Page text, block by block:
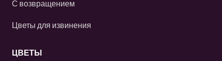
С возвращением
Цветы для извинения
ЦВЕТЫ